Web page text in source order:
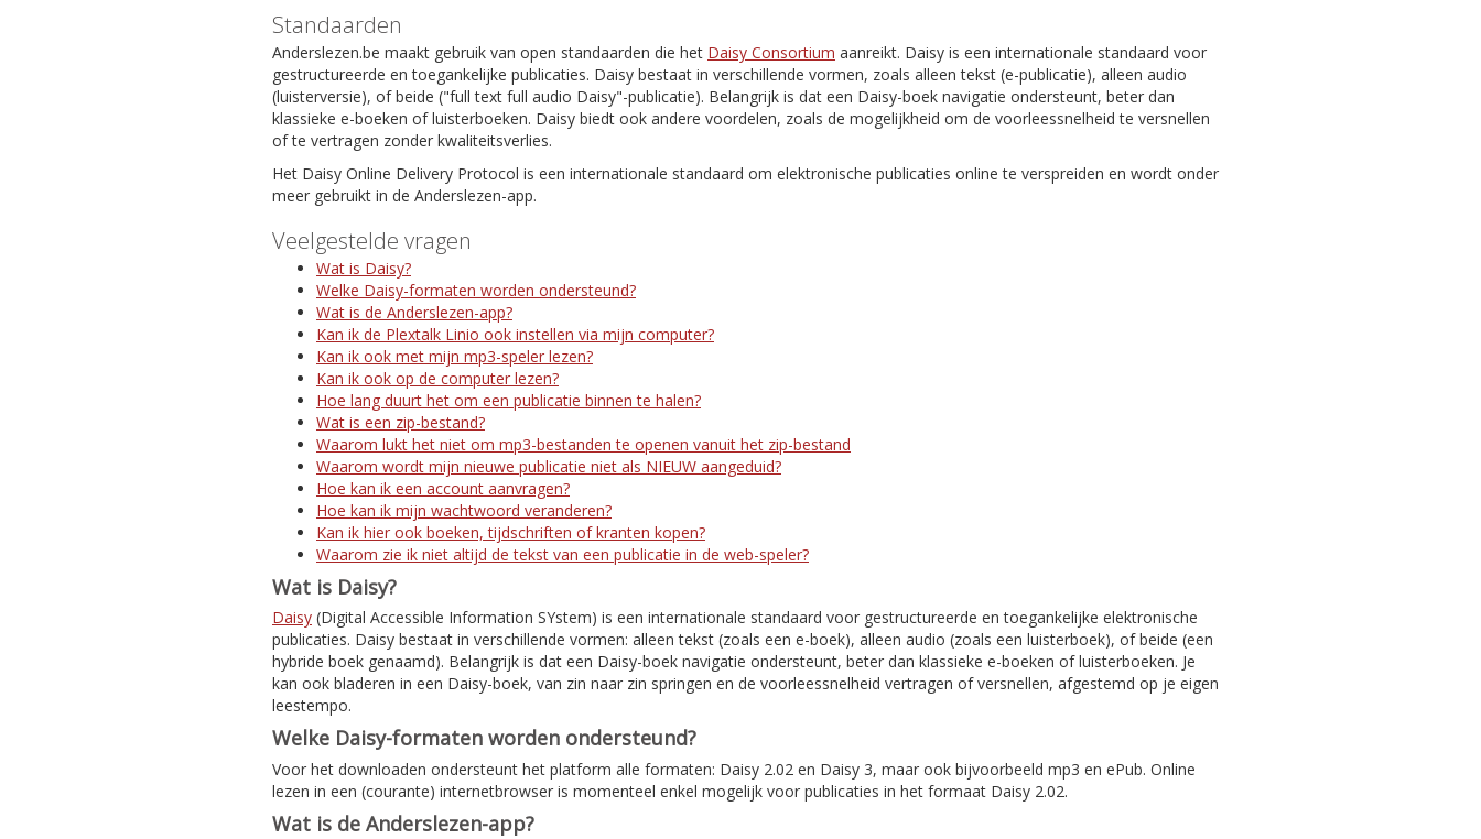
Standaarden
Anderslezen.be maakt gebruik van open standaarden die het Daisy Consortium aanreikt. Daisy is een internationale standaard voor
gestructureerde en toegankelijke publicaties. Daisy bestaat in verschillende vormen, zoals alleen tekst (e-publicatie), alleen audio
(luisterversie), of beide ("full text full audio Daisy"-publicatie). Belangrijk is dat een Daisy-boek navigatie ondersteunt, beter dan
klassieke e-boeken of luisterboeken. Daisy biedt ook andere voordelen, zoals de mogelijkheid om de voorleessnelheid te versnellen
of te vertragen zonder kwaliteitsverlies.
Het Daisy Online Delivery Protocol is een internationale standaard om elektronische publicaties online te verspreiden en wordt onder
meer gebruikt in de Anderslezen-app.
Veelgestelde vragen
Wat is Daisy?
Welke Daisy-formaten worden ondersteund?
Wat is de Anderslezen-app?
Kan ik de Plextalk Linio ook instellen via mijn computer?
Kan ik ook met mijn mp3-speler lezen?
Kan ik ook op de computer lezen?
Hoe lang duurt het om een publicatie binnen te halen?
Wat is een zip-bestand?
Waarom lukt het niet om mp3-bestanden te openen vanuit het zip-bestand
Waarom wordt mijn nieuwe publicatie niet als NIEUW aangeduid?
Hoe kan ik een account aanvragen?
Hoe kan ik mijn wachtwoord veranderen?
Kan ik hier ook boeken, tijdschriften of kranten kopen?
Waarom zie ik niet altijd de tekst van een publicatie in de web-speler?
Wat is Daisy?
Daisy (Digital Accessible Information SYstem) is een internationale standaard voor gestructureerde en toegankelijke elektronische
publicaties. Daisy bestaat in verschillende vormen: alleen tekst (zoals een e-boek), alleen audio (zoals een luisterboek), of beide (een
hybride boek genaamd). Belangrijk is dat een Daisy-boek navigatie ondersteunt, beter dan klassieke e-boeken of luisterboeken. Je
kan ook bladeren in een Daisy-boek, van zin naar zin springen en de voorleessnelheid vertragen of versnellen, afgestemd op je eigen
leestempo.
Welke Daisy-formaten worden ondersteund?
Voor het downloaden ondersteunt het platform alle formaten: Daisy 2.02 en Daisy 3, maar ook bijvoorbeeld mp3 en ePub. Online
lezen in een (courante) internetbrowser is momenteel enkel mogelijk voor publicaties in het formaat Daisy 2.02.
Wat is de Anderslezen-app?